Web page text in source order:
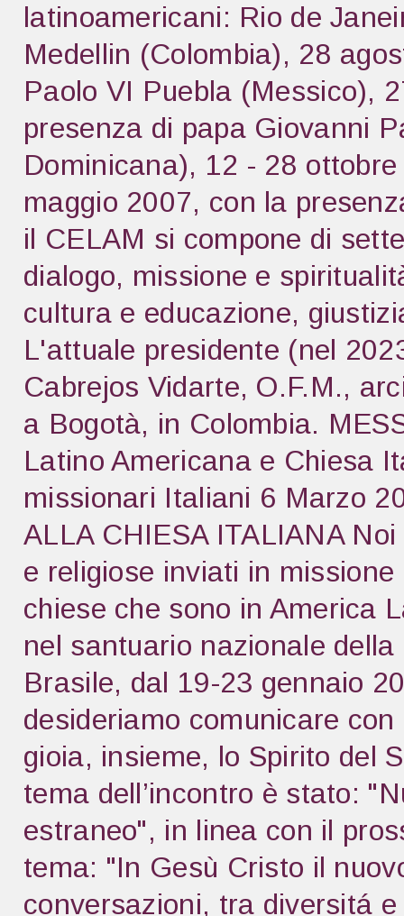
latinoamericani: Rio de
Medellin (Colombia), 28
Paolo VI Puebla (Messico),
presenza di papa Giovanni
Dominicana), 12 - 28
maggio 2007, con la
il CELAM si compone di
dialogo, missione e
cultura e educazione,
L'attuale presidente (nel
Cabrejos Vidarte, O.F.M.,
a Bogotà, in Colombia.
Latino Americana e Chiesa
missionari Italiani 6 Marzo
ALLA CHIESA ITALIANA
e religiose inviati in
chiese che sono in America
nel santuario nazionale
Brasile, dal 19-23 gennaio
desideriamo comunicare
gioia, insieme, lo Spirito del
tema dell’incontro è stato:
estraneo", in linea con il
tema: "In Gesù Cristo il
conversazioni, tra diversitá